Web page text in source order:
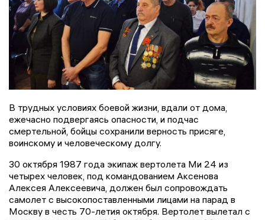
В трудных условиях боевой жизни, вдали от дома,
ежечасно подвергаясь опасности, и подчас
смертельной, бойцы сохранили верность присяге,
воинскому и человеческому долгу.
30 октября 1987 года экипаж вертолета Ми 24 из
четырех человек, под командованием Аксенова
Алексея Алексеевича, должен был сопровождать
самолет с высокопоставленными лицами на парад в
Москву в честь 70-летия октября. Вертолет вылетал с